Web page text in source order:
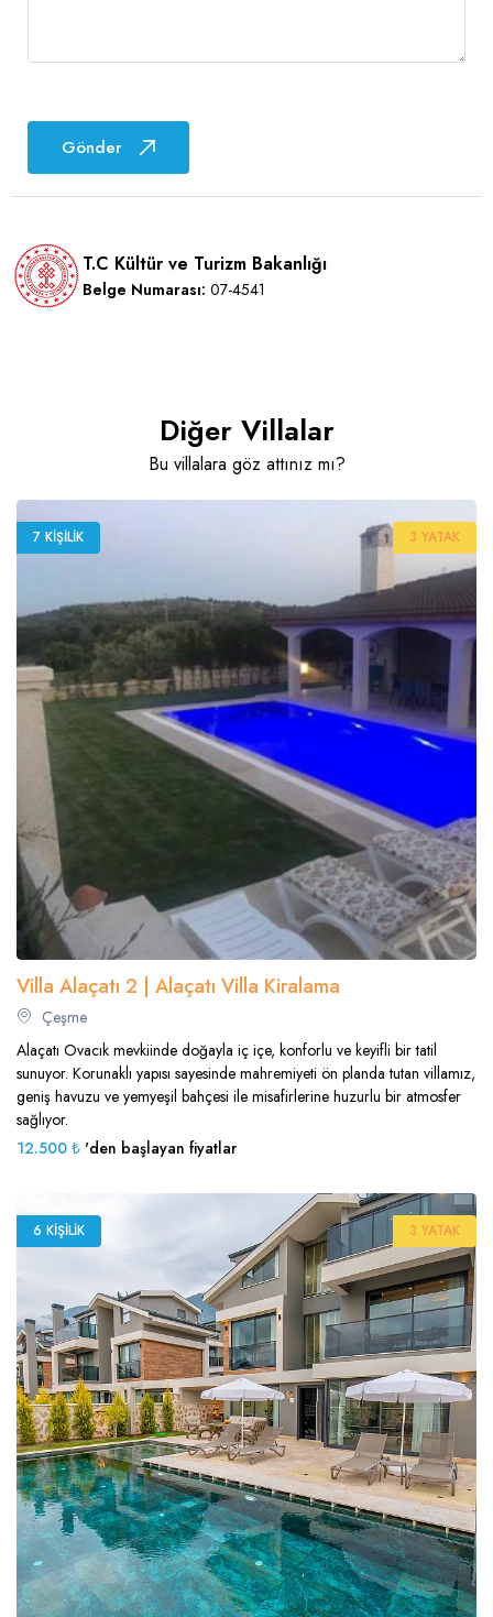
Gönder
T.C Kültür ve Turizm Bakanlığı
Belge Numarası: 07-4541
Diğer Villalar
Bu villalara göz attınız mı?
7 KIŞILIK 3 YATAK
Villa Alaçatı 2 | Alaçatı Villa Kiralama
Çeşme
Alaçatı Ovacık mevkiinde doğayla iç içe, konforlu ve keyifli bir tatil
sunuyor. Korunaklı yapısı sayesinde mahremiyeti ön planda tutan villamız,
geniş havuzu ve yemyeşil bahçesi ile misafirlerine huzurlu bir atmosfer
sağlıyor.
12.500 ₺ 'den başlayan fiyatlar
6 KIŞILIK 3 YATAK